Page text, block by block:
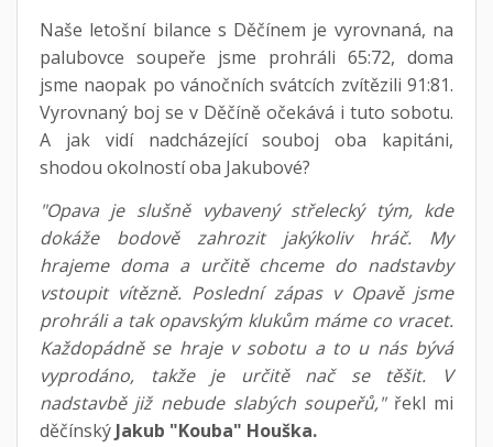
Naše letošní bilance s Děčínem je vyrovnaná, na
palubovce soupeře jsme prohráli 65:72, doma
jsme naopak po vánočních svátcích zvítězili 91:81.
Vyrovnaný boj se v Děčíně očekává i tuto sobotu.
A jak vidí nadcházející souboj oba kapitáni,
shodou okolností oba Jakubové?
"Opava je slušně vybavený střelecký tým, kde
dokáže bodově zahrozit jakýkoliv hráč. My
hrajeme doma a určitě chceme do nadstavby
vstoupit vítězně. Poslední zápas v Opavě jsme
prohráli a tak opavským klukům máme co vracet.
Každopádně se hraje v sobotu a to u nás bývá
vyprodáno, takže je určitě nač se těšit. V
nadstavbě již nebude slabých soupeřů,"řekl mi
děčínský Jakub "Kouba" Houška.